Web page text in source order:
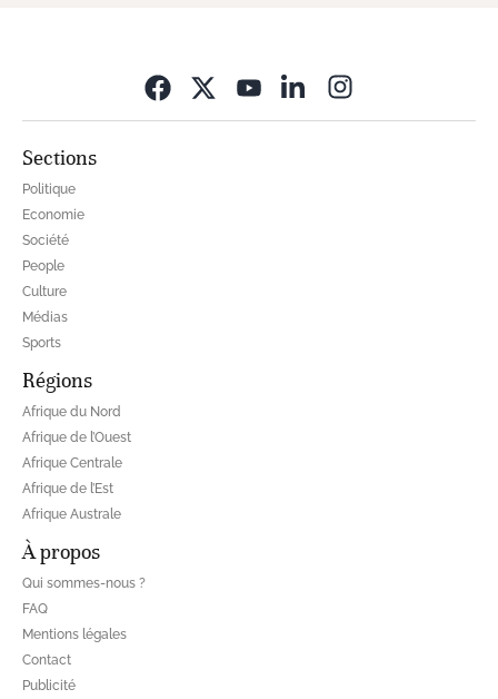
Sections
Politique
Economie
Société
People
Culture
Médias
Sports
Régions
Afrique du Nord
Afrique de l’Ouest
Afrique Centrale
Afrique de l’Est
Afrique Australe
À propos
Qui sommes-nous ?
FAQ
Mentions légales
Contact
Publicité